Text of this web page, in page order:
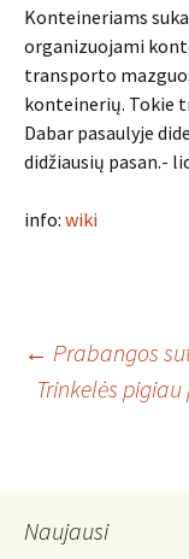
Konteineriams
organizuojami
transporto
konteinerių. Tokie
Dabar pasaulyje
didžiausių pasan.-
info: wiki
Post
← Prabangos
Trinkelės
Naujausi